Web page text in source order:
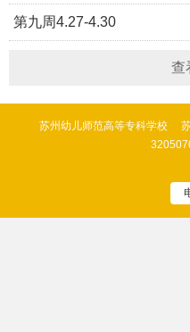
第九周4.27-4.30
查
苏州幼儿师范高等专科学校